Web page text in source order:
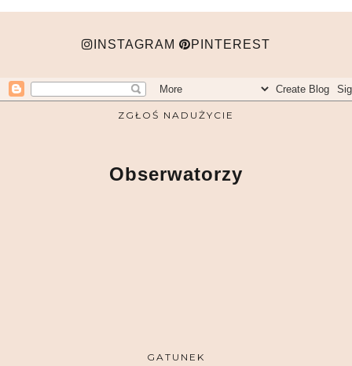
INSTAGRAM PINTEREST
ZGŁOŚ NADUŻYCIE
Obserwatorzy
GATUNEK